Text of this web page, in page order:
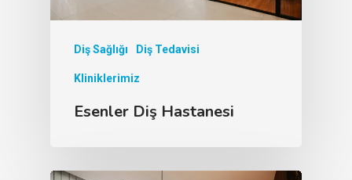
Diş Sağlığı Diş Tedavisi
Kliniklerimiz
Esenler Diş Hastanesi